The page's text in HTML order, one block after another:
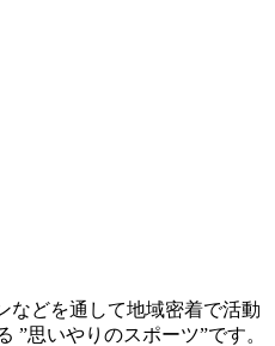
などを通して地域密着で活動
思いやりのスポーツ”です。